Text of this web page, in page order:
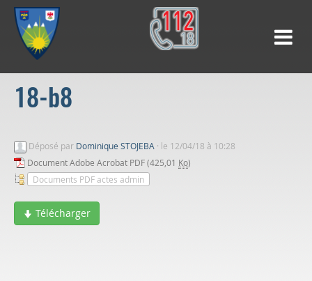
18-b8
Déposé par Dominique STOJEBA · le 12/04/18 à 10:28
Document Adobe Acrobat PDF (425,01 Ko)
Documents PDF actes admin
Télécharger